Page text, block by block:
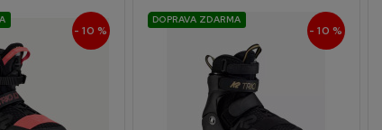
- 10 %
DOPRAVA ZDARMA
- 10 %